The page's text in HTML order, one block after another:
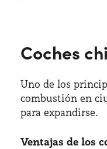
Coches
Uno de los
combustión en
para expandirse.
Ventajas de los